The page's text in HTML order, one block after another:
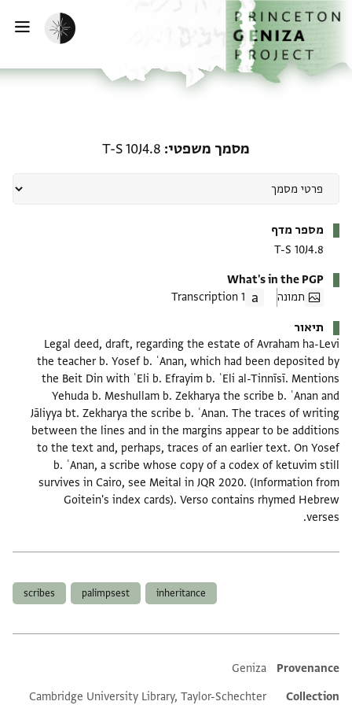
לתוכןהבית
הפעלת מצב כהה
מסמך משפטי T-S 10J4.8
מספר מדף
T-S 10J4.8
What's in the PGP
תמונה
1 Transcription
תיאור
Legal deed, draft, regarding the estate of Avraham ha-Levi
the teacher b. Yosef b. ʿAnan, which had been deposited by
the Beit Din with ʿEli b. Efrayim b. ʿEli al-Tinnīsī. Mentions
Yehuda b. Meshullam b. Zekharya the scribe b. ʿAnan and
Jāliyya bt. Zekharya the scribe b. ʿAnan. The traces of writing
between the lines and in the margins appear to be additions
to the text and, perhaps, traces of an earlier text. On Yosef
b. ʿAnan, a scribe whose copy of a codex of ketuvim still
survives in Cairo, see Meital in JQR 2020. (Information from
Goitein's index cards). Verso contains rhymed Hebrew
verses.
inheritance
palimpsest
scribes
Additional metadata
Provenance
Geniza
Collection
Cambridge University Library, Taylor-Schechter